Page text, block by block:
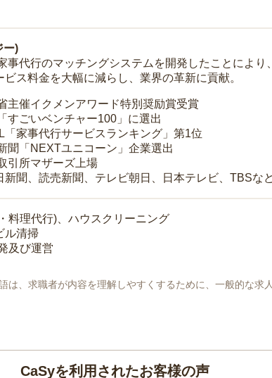
ー)
事代行のマッチングシステムを開発したことによ
ス料金を大幅に減らし、業界の革新に貢献。
催イクメンアワード特別奨励賞受賞
ごいベンチャー100」に選出
家事代行サービスランキング」第1位
「NEXTユニコーン」企業選出
所マザーズ上場
新聞、読売新聞、テレビ朝日、日本テレビ、TBSな
料理代行)、ハウスクリーニング
ル清掃
及び運営
、求職者が内容を理解しやすくするために、一般的な求
CaSyを利用されたお客様の声